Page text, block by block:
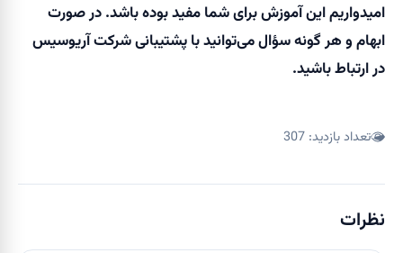
امیدواریم این آموزش برای شما مفید بوده باشد. در صورت
ابهام و هر گونه سؤال می‌توانید با پشتیبانی شرکت آریوسیس
در ارتباط باشید.
تعداد بازدید: 307
نظرات